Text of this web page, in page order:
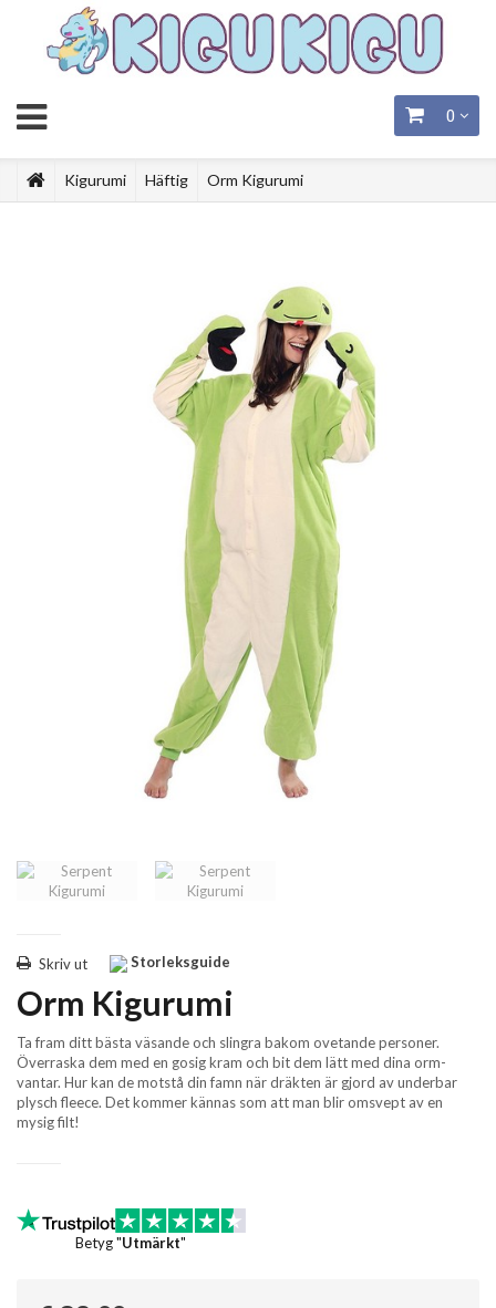
0
Kigurumi Häftig Orm Kigurumi
Storleksguide
Skriv ut
Orm Kigurumi
Ta fram ditt bästa väsande och slingra bakom ovetande personer.
Överraska dem med en gosig kram och bit dem lätt med dina orm-
vantar. Hur kan de motstå din famn när dräkten är gjord av underbar
plysch fleece. Det kommer kännas som att man blir omsvept av en
mysig filt!
Betyg "Utmärkt"